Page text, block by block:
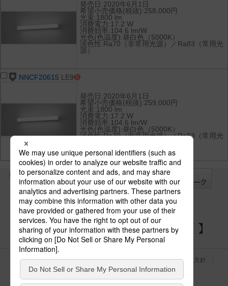
発売日:2020年6月1日
希望小売価格(税抜):258,000円
光束:1800 lm
消費電力:17.2 W
消費効率:104.6 lm/W
光色(色温度):昼白色（5000K）
演色性:Ra70（非常用光源）／Ra83（常用光
源）
NNCF20615 LE9
発売日:2020年6月1日
希望小売価格(税抜):259,000円
光束:1800 lm
消費電力:17.2 W
消費効率:104.6 lm/W
光色(色温度):昼白色（5000K）
演色性:Ra70（非常用光源）／Ra83（常用光
全て
チェック
チェック
した器具を
パナソニックの電気設備 SNSアカウント
サイトのご利用にあたって クッキーポリシー
個人情報保護方針
パナソニック ホールディングス